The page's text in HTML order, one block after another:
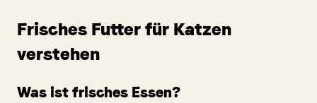
Frisches Futter für Katzen
verstehen
Was ist frisches Essen?